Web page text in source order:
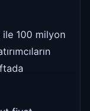
100 milyon